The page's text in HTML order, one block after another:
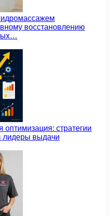
восстановлению
оптимизация: стратегии
лидеры выдачи